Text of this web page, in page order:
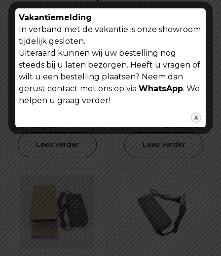
Oplader
€49,99
Lees verder
Fatbike QmWheel
€49,99
prijs
was:
€39,99
is:
Lees verder
Vakantiemelding
In verband met de vakantie is onze showroom
tijdelijk gesloten.
Uiteraard kunnen wij uw bestelling nog
steeds bij u laten bezorgen. Heeft u vragen of
wilt u een bestelling plaatsen? Neem dan
gerust contact met ons op via WhatsApp. We
helpen u graag verder!